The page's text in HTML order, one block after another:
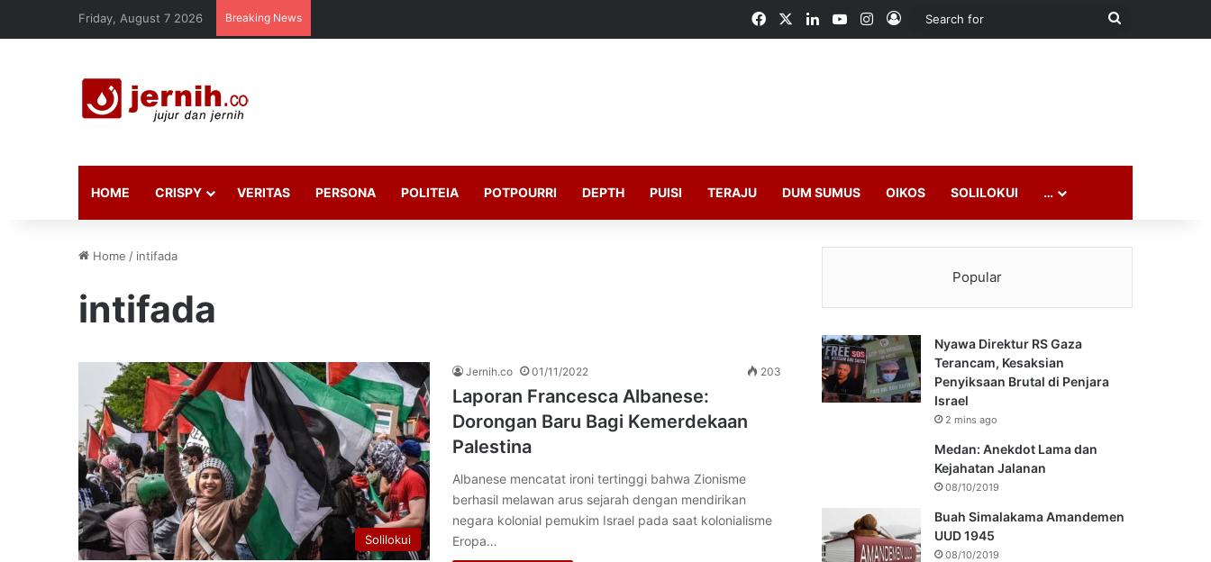
Friday, August 7 2026 Breaking News FacebookLinkedInYouTubeInstagram
Log In
Search
HOME CRISPY VERITAS PERSONA POLITEIA POTPOURRI DEPTH PUISI TERAJU DUM SUMUS OIKOS SOLILOKUI …
Home / intifada
intifada
Solilokui
Jernih.co 01/11/2022 203
Laporan Francesca Albanese:
Dorongan Baru Bagi Kemerdekaan
Palestina
Albanese mencatat ironi tertinggi bahwa Zionisme
berhasil melawan arus sejarah dengan mendirikan
negara kolonial pemukim Israel pada saat kolonialisme
Eropa…
Popular
Nyawa Direktur RS Gaza
Terancam, Kesaksian
Penyiksaan Brutal di Penjara
Israel
2 mins ago
Medan: Anekdot Lama dan
Kejahatan Jalanan
08/10/2019
Buah Simalakama Amandemen
UUD 1945
08/10/2019